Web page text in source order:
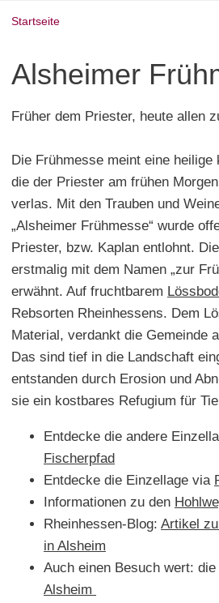
Startseite
Alsheimer
Früher dem Priester, heute allen
Die Frühmesse meint eine heilige
die der Priester am frühen
verlas. Mit den Trauben und
„Alsheimer Frühmesse“ wurde
Priester, bzw. Kaplan entlohnt.
erstmalig mit dem Namen „zur
erwähnt. Auf fruchtbarem
Rebsorten Rheinhessens. Dem
Material, verdankt die Gemeinde
Das sind tief in die Landschaft
entstanden durch Erosion und
sie ein kostbares Refugium für
Entdecke die andere
Fischerpfad
Entdecke die Einzellage via
Informationen zu den
Rheinhessen-Blog: Artikel
in Alsheim
Auch einen Besuch wert: die
Alsheim